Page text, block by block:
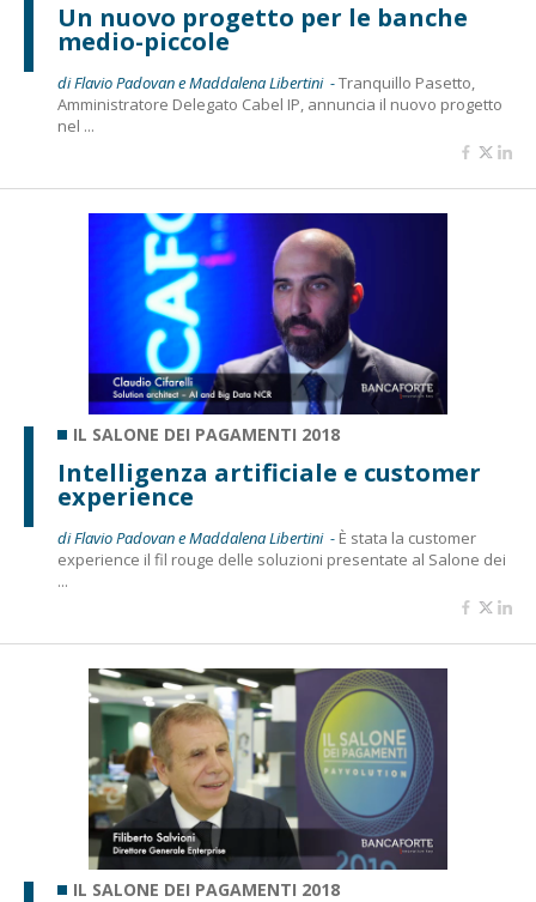
Un nuovo progetto per le banche
medio-piccole
di Flavio Padovan e Maddalena Libertini -Tranquillo Pasetto,
Amministratore Delegato Cabel IP, annuncia il nuovo progetto
nel ...
IL SALONE DEI PAGAMENTI 2018
Intelligenza artificiale e customer
experience
di Flavio Padovan e Maddalena Libertini - È stata la customer
experience il fil rouge delle soluzioni presentate al Salone dei
...
IL SALONE DEI PAGAMENTI 2018